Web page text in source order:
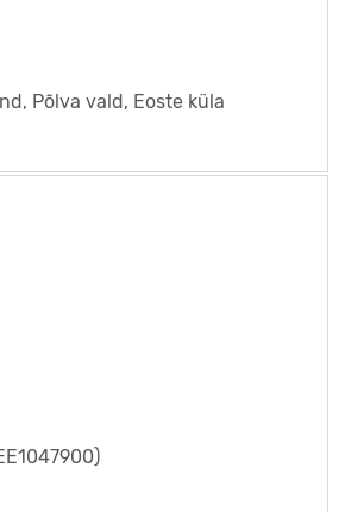
Põlva vald, Eoste küla